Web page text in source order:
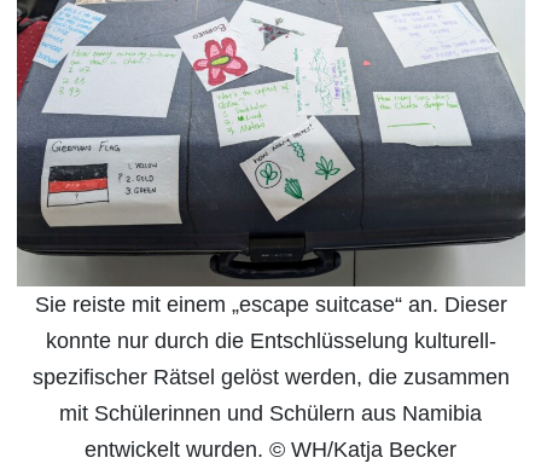
Sie reiste mit einem „escape suitcase“ an. Dieser
konnte nur durch die Entschlüsselung kulturell-
spezifischer Rätsel gelöst werden, die zusammen
mit Schülerinnen und Schülern aus Namibia
entwickelt wurden. © WH/Katja Becker